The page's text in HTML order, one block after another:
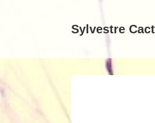
contenu
Sylvestre